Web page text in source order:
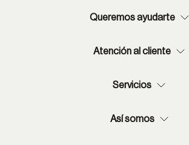
Queremos ayudarte
Atención al cliente
Servicios
Así somos